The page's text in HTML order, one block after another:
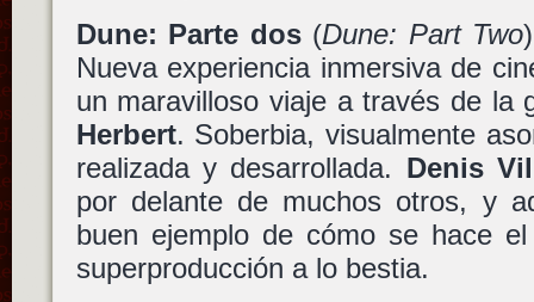
Dune: Parte dos(Dune: Part Two
Nueva experiencia inmersiva de
un maravilloso viaje a través de la
Herbert. Soberbia, visualmente
realizada y desarrollada. Denis
por delante de muchos otros, y
buen ejemplo de cómo se hace
superproducción a lo bestia.